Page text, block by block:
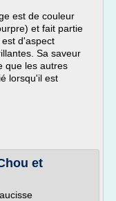
est de couleur
et fait partie
d'aspect
Sa saveur
que les autres
lorsqu'il est
et